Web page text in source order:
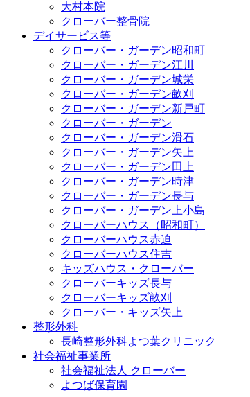
大村本院
クローバー整骨院
デイサービス等
クローバー・ガーデン昭和町
クローバー・ガーデン江川
クローバー・ガーデン城栄
クローバー・ガーデン畝刈
クローバー・ガーデン新戸町
クローバー・ガーデン
クローバー・ガーデン滑石
クローバー・ガーデン矢上
クローバー・ガーデン田上
クローバー・ガーデン時津
クローバー・ガーデン長与
クローバー・ガーデン上小島
クローバーハウス（昭和町）
クローバーハウス赤迫
クローバーハウス住吉
キッズハウス・クローバー
クローバーキッズ長与
クローバーキッズ畝刈
クローバー・キッズ矢上
整形外科
長崎整形外科よつ葉クリニック
社会福祉事業所
社会福祉法人 クローバー
よつば保育園